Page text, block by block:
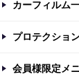
カーフィルム
プロテクショ
会員様限定メ